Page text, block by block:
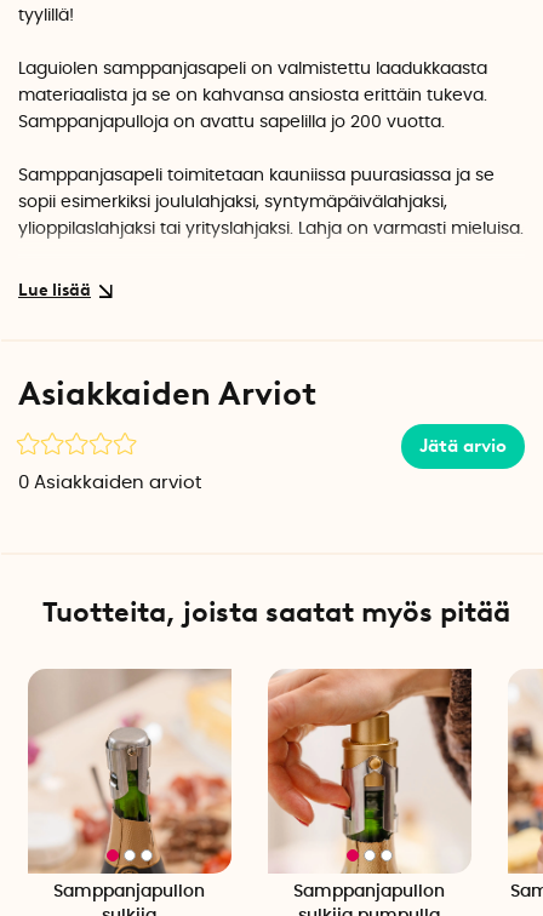
tyylillä!
Laguiolen samppanjasapeli on valmistettu laadukkaasta
materiaalista ja se on kahvansa ansiosta erittäin tukeva.
Samppanjapulloja on avattu sapelilla jo 200 vuotta.
Samppanjasapeli toimitetaan kauniissa puurasiassa ja se
sopii esimerkiksi joululahjaksi, syntymäpäivälahjaksi,
ylioppilaslahjaksi tai yrityslahjaksi. Lahja on varmasti mieluisa.
Samppanjasapeli toimii parhaiten samppanjamenetelmällä
Asiakkaiden Arviot
Jätä arvio
0 Asiakkaiden arviot
Tuotteita, joista saatat myös pitää
Samppanjapullon
Samppanjapullon